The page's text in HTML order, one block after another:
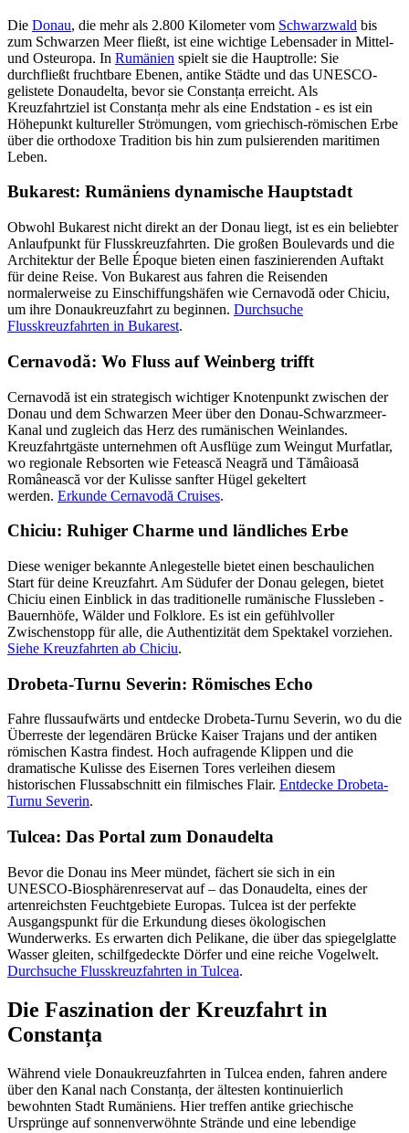
Die Donau, die mehr als 2.800 Kilometer vom Schwarzwald bis
zum Schwarzen Meer fließt, ist eine wichtige Lebensader in Mittel-
und Osteuropa. In Rumänien spielt sie die Hauptrolle: Sie
durchfließt fruchtbare Ebenen, antike Städte und das UNESCO-
gelistete Donaudelta, bevor sie Constanța erreicht. Als
Kreuzfahrtziel ist Constanța mehr als eine Endstation - es ist ein
Höhepunkt kultureller Strömungen, vom griechisch-römischen Erbe
über die orthodoxe Tradition bis hin zum pulsierenden maritimen
Leben.
Bukarest: Rumäniens dynamische Hauptstadt
Obwohl Bukarest nicht direkt an der Donau liegt, ist es ein beliebter
Anlaufpunkt für Flusskreuzfahrten. Die großen Boulevards und die
Architektur der Belle Époque bieten einen faszinierenden Auftakt
für deine Reise. Von Bukarest aus fahren die Reisenden
normalerweise zu Einschiffungshäfen wie Cernavodă oder Chiciu,
um ihre Donaukreuzfahrt zu beginnen. Durchsuche
Flusskreuzfahrten in Bukarest.
Cernavodă: Wo Fluss auf Weinberg trifft
Cernavodă ist ein strategisch wichtiger Knotenpunkt zwischen der
Donau und dem Schwarzen Meer über den Donau-Schwarzmeer-
Kanal und zugleich das Herz des rumänischen Weinlandes.
Kreuzfahrtgäste unternehmen oft Ausflüge zum Weingut Murfatlar,
wo regionale Rebsorten wie Fetească Neagră und Tămâioasă
Românească vor der Kulisse sanfter Hügel gekeltert
werden. Erkunde Cernavodă Cruises.
Chiciu: Ruhiger Charme und ländliches Erbe
Diese weniger bekannte Anlegestelle bietet einen beschaulichen
Start für deine Kreuzfahrt. Am Südufer der Donau gelegen, bietet
Chiciu einen Einblick in das traditionelle rumänische Flussleben -
Bauernhöfe, Wälder und Folklore. Es ist ein gefühlvoller
Zwischenstopp für alle, die Authentizität dem Spektakel vorziehen.
Siehe Kreuzfahrten ab Chiciu.
Drobeta-Turnu Severin: Römisches Echo
Fahre flussaufwärts und entdecke Drobeta-Turnu Severin, wo du die
Überreste der legendären Brücke Kaiser Trajans und der antiken
römischen Kastra findest. Hoch aufragende Klippen und die
dramatische Kulisse des Eisernen Tores verleihen diesem
historischen Flussabschnitt ein filmisches Flair. Entdecke Drobeta-
Turnu Severin.
Tulcea: Das Portal zum Donaudelta
Bevor die Donau ins Meer mündet, fächert sie sich in ein
UNESCO-Biosphärenreservat auf – das Donaudelta, eines der
artenreichsten Feuchtgebiete Europas. Tulcea ist der perfekte
Ausgangspunkt für die Erkundung dieses ökologischen
Wunderwerks. Es erwarten dich Pelikane, die über das spiegelglatte
Wasser gleiten, schilfgedeckte Dörfer und eine reiche Vogelwelt.
Durchsuche Flusskreuzfahrten in Tulcea.
Die Faszination der Kreuzfahrt in
Constanța
Während viele Donaukreuzfahrten in Tulcea enden, fahren andere
über den Kanal nach Constanța, der ältesten kontinuierlich
bewohnten Stadt Rumäniens. Hier treffen antike griechische
Ursprünge auf sonnenverwöhnte Strände und eine lebendige